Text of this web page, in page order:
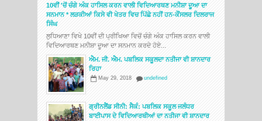
10ਵੀਂ 'ਚੋਂ ਚੰਗੇ ਅੰਕ ਹਾਸਿਲ ਕਰਨ ਵਾਲੀ ਵਿਦਿਆਰਥਣ ਮਨੀਸ਼ਾ ਦੂਆ ਦਾ
ਸਨਮਾਨ * ਲੜਕੀਆਂ ਕਿਸੇ ਵੀ ਖੇਤਰ ਵਿਚ ਪਿੱਛੇ ਨਹੀਂ ਹਨ-ਕੌਂਸਲਰ ਦਿਲਰਾਜ
ਸਿੰਘ
ਲੁਧਿਆਣਾ ਵਿਖੇ 10ਵੀਂ ਦੀ ਪ੍ਰੀਖਿਆ ਵਿਚੋਂ ਚੰਗੇ ਅੰਕ ਹਾਸਿਲ ਕਰਨ ਵਾਲੀ
ਵਿਦਿਆਰਥਣ ਮਨੀਸ਼ਾ ਦੂਆ ਦਾ ਸਨਮਾਨ ਕਰਦੇ ਹੋਏ...
ਐਮ. ਜੀ. ਐਮ. ਪਬਲਿਕ ਸਕੂਲਦਾ ਨਤੀਜਾ ਵੀ ਸ਼ਾਨਦਾਰ
ਰਿਹਾ
May 29, 2018 undefined
ਗ੍ਰੀਨਲੈਂਡ ਸੀਨੀ: ਸੈਕੰ: ਪਬਲਿਕ ਸਕੂਲ ਜਲੰਧਰ
ਬਾਈਪਾਸ ਦੇ ਵਿਦਿਆਰਥੀਆਂ ਦਾ ਨਤੀਜਾ ਵੀ ਸ਼ਾਨਦਾਰ